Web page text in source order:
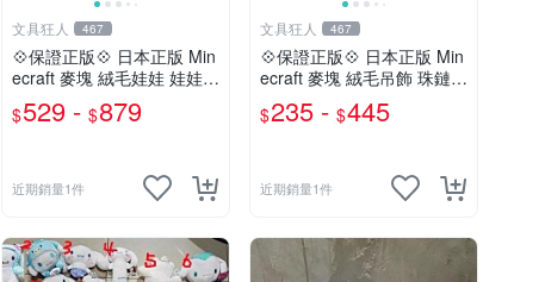
文具狂人 467
💠保證正版💠 日本正版 Min
ecraft 麥塊 絨毛娃娃 娃娃
玩偶 公仔 苦力怕 終界使者
六角恐龍 👉 全日控
$529 - $879
近期銷量1件
文具狂人 467
💠保證正版💠 日本正版 Min
ecraft 麥塊 絨毛吊飾 珠鏈吊
飾 包包吊飾 苦力怕 熊貓 蠑
螈 六角恐龍 👉 全日控
$235 - $445
近期銷量1件